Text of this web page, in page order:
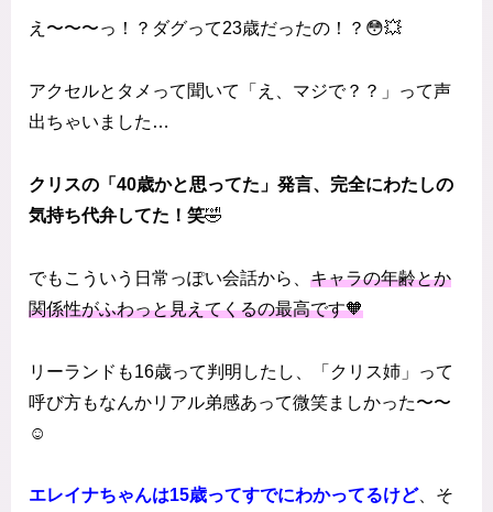
え〜〜〜っ！？ダグって23歳だったの！？😳💥
アクセルとタメって聞いて「え、マジで？？」って声
出ちゃいました…
クリスの「40歳かと思ってた」発言、完全にわたしの
気持ち代弁してた！笑🤣
でもこういう日常っぽい会話から、 キャラの年齢とか
関係性がふわっと見えてくるの最高です🧡
リーランドも16歳って判明したし、「クリス姉」って
呼び方もなんかリアル弟感あって微笑ましかった〜〜
☺️
エレイナちゃんは15歳ってすでにわかってるけど、そ